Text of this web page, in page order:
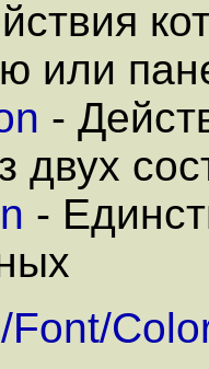
или
-
двух
-